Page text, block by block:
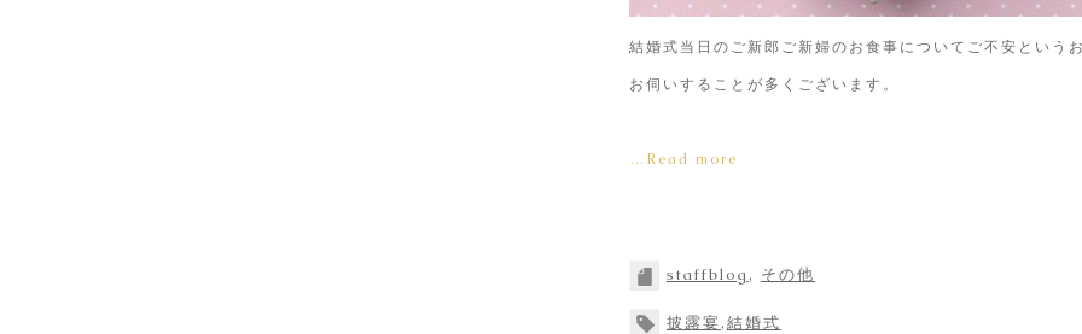
結婚式当日のご新郎ご新婦のお食事についてご不安という
お伺いすることが多くございます。
…Read more
staffblog , その他
披露宴,結婚式